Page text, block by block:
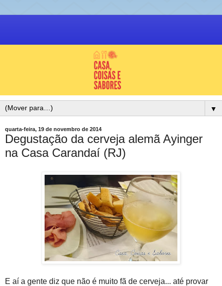
▼
quarta-feira, 19 de novembro de 2014
Degustação da cerveja alemã Ayinger
na Casa Carandaí (RJ)
E aí a gente diz que não é muito fã de cerveja... até provar